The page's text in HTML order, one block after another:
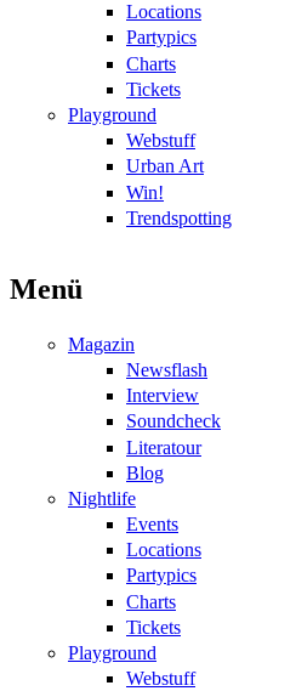
Locations
Partypics
Charts
Tickets
Playground
Webstuff
Urban Art
Win!
Trendspotting
Menü
Magazin
Newsflash
Interview
Soundcheck
Literatour
Blog
Nightlife
Events
Locations
Partypics
Charts
Tickets
Playground
Webstuff